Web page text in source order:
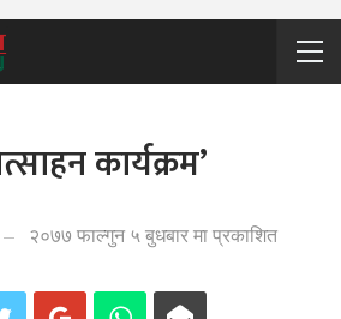
कार्यक्रम’
२०७७ फाल्गुन ५ बुधबार मा प्रकाशित